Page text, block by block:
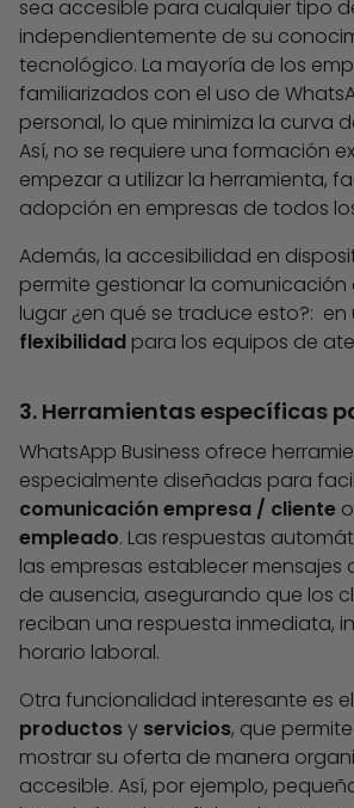
sea accesible para cualquier tipo
independientemente de su
tecnológico. La mayoría de los
familiarizados con el uso de
personal, lo que minimiza la curva
Así, no se requiere una formación
empezar a utilizar la herramienta,
adopción en empresas de todos
Además, la accesibilidad en
permite gestionar la comunicación
lugar ¿en qué se traduce esto?:
flexibilidad para los equipos de
3. Herramientas específicas
WhatsApp Business ofrece
especialmente diseñadas para
comunicación empresa / cliente o
empleado. Las respuestas
las empresas establecer mensajes
de ausencia, asegurando que los
reciban una respuesta inmediata,
horario laboral.
Otra funcionalidad interesante es el
productosy servicios, que
mostrar su oferta de manera
accesible. Así, por ejemplo,